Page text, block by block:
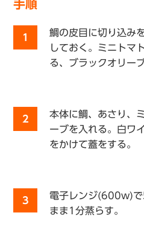
手順
1
鯛の皮目に切り込み
しておく。ミニトマ
る、ブラックオリー
2
本体に鯛、あさり、
ーブを入れる。白ワ
をかけて蓋をする。
3
電子レンジ(600w)で
まま1分蒸らす。